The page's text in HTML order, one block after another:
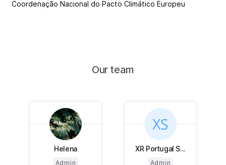
Coordenação Nacional do Pacto Climático Europeu
Our team
Helena
Admin
XR Portugal S...
Admin